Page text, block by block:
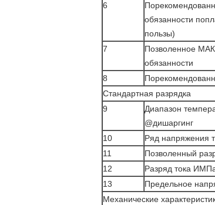
6
обязанности
пользы)
7
Позволенное
обязанности
8
Стандартная разрядка
9
Диапазон
@дишаргинг
10 Ряд напряжения
11
Позволенный
12
Разряд тока
13
Предельное
Механические